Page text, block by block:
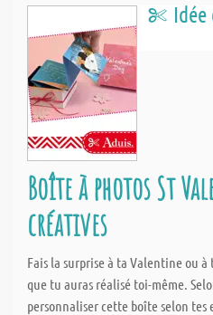
Boîte à photos St
créatives
Fais la surprise à ta Valentine ou
que tu auras réalisé toi-même.
personnaliser cette boîte selon tes